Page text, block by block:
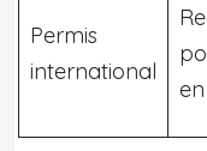
Permis
international